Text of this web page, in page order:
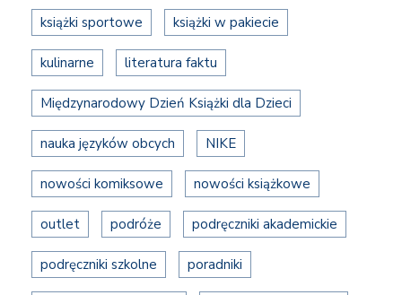
książki sportowe książki w pakiecie
kulinarne literatura faktu
Międzynarodowy Dzień Książki dla Dzieci
nauka języków obcych NIKE
nowości komiksowe nowości książkowe
outlet podróże podręczniki akademickie
podręczniki szkolne poradniki